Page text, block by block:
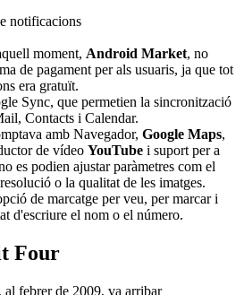
notificacions
moment, Android Market, no
de pagament per als usuaris, ja que tot
era gratuït.
Sync, que permetien la sincronització
Contacts i Calendar.
amb Navegador, Google Maps,
de vídeo YouTube i suport per a
es podien ajustar paràmetres com el
o la qualitat de les imatges.
de marcatge per veu, per marcar i
d'escriure el nom o el número.
Four
al febrer de 2009, va arribar